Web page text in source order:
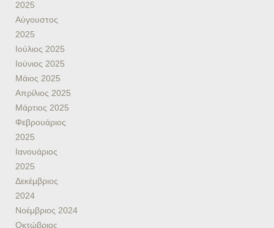
2025
Αύγουστος
2025
Ιούλιος 2025
Ιούνιος 2025
Μάιος 2025
Απρίλιος 2025
Μάρτιος 2025
Φεβρουάριος
2025
Ιανουάριος
2025
Δεκέμβριος
2024
Νοέμβριος 2024
Οκτώβριος